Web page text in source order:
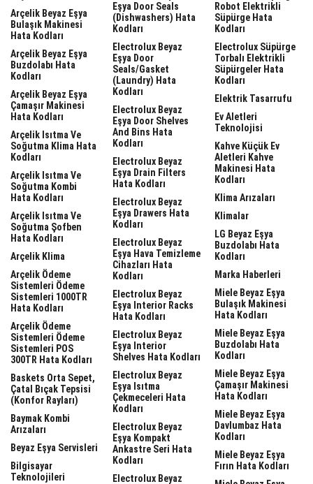
Arçelik Beyaz Eşya
Bulaşık Makinesi
Hata Kodları
Arçelik Beyaz Eşya
Buzdolabı Hata
Kodları
Arçelik Beyaz Eşya
Çamaşır Makinesi
Hata Kodları
Arçelik Isıtma Ve
Soğutma Klima Hata
Kodları
Arçelik Isıtma Ve
Soğutma Kombi
Hata Kodları
Arçelik Isıtma Ve
Soğutma Şofben
Hata Kodları
Arçelik Klima
Arçelik Ödeme
Sistemleri Ödeme
Sistemleri 1000TR
Hata Kodları
Arçelik Ödeme
Sistemleri Ödeme
Sistemleri POS
300TR Hata Kodları
Baskets Orta Sepet,
Çatal Bıçak Tepsisi
(Konfor Rayları)
Baymak Kombi
Arızaları
Beyaz Eşya Servisleri
Bilgisayar
Teknolojileri
Eşya Door Seals
(dishwashers) Hata
Kodları
Electrolux Beyaz
Eşya Door
Seals/gasket
(laundry) Hata
Kodları
Electrolux Beyaz
Eşya Door Shelves
And Bins Hata
Kodları
Electrolux Beyaz
Eşya Drain Filters
Hata Kodları
Electrolux Beyaz
Eşya Drawers Hata
Kodları
Electrolux Beyaz
Eşya Hava Temizleme
Cihazları Hata
Kodları
Electrolux Beyaz
Eşya Interior Racks
Hata Kodları
Electrolux Beyaz
Eşya Interior
Shelves Hata Kodları
Electrolux Beyaz
Eşya Isıtma
Çekmeceleri Hata
Kodları
Electrolux Beyaz
Eşya Kompakt
Ankastre Seri Hata
Kodları
Electrolux Beyaz
Robot Elektrikli
Süpürge Hata
Kodları
Electrolux Süpürge
Torbalı Elektrikli
Süpürgeler Hata
Kodları
Elektrik Tasarrufu
Ev Aletleri
Teknolojisi
Kahve Küçük Ev
Aletleri Kahve
Makinesi Hata
Kodları
Klima Arızaları
Klimalar
LG Beyaz Eşya
Buzdolabı Hata
Kodları
Marka Haberleri
Miele Beyaz Eşya
Bulaşık Makinesi
Hata Kodları
Miele Beyaz Eşya
Buzdolabı Hata
Kodları
Miele Beyaz Eşya
Çamaşır Makinesi
Hata Kodları
Miele Beyaz Eşya
Davlumbaz Hata
Kodları
Miele Beyaz Eşya
Fırın Hata Kodları